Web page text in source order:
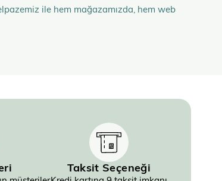
ile hem mağazamızda, hem web
Taksit Seçeneği